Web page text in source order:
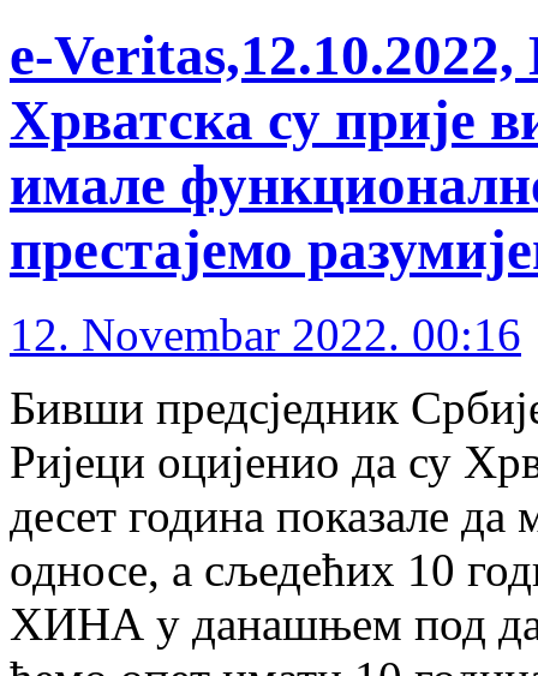
e-
Хрватска су прије
имале
престајемо
12. Novembar 2022. 00:16
Бивши предсједник
Ријеци оцијенио да су
десет година показале
односе, а сљедећих 10
ХИНА у данашњем под